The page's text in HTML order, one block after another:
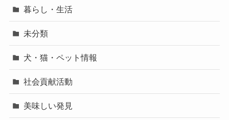
暮らし・生活
未分類
犬・猫・ペット情報
社会貢献活動
美味しい発見